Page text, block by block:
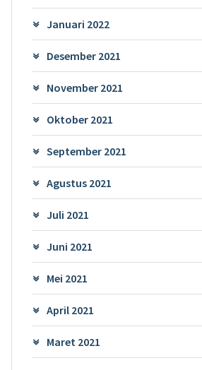
Januari 2022
Desember 2021
November 2021
Oktober 2021
September 2021
Agustus 2021
Juli 2021
Juni 2021
Mei 2021
April 2021
Maret 2021